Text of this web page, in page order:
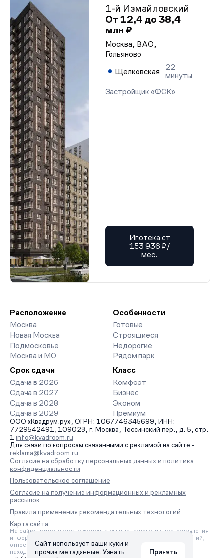
1-й Измайловский
От 12,4 до 38,4
млн ₽
Москва, ВАО,
Гольяново
Щелковская
22
минуты
Застройщик «ФСК»
Ипотека от
153 936 ₽/
мес.
Расположение
Москва
Новая Москва
Подмосковье
Москва и МО
Особенности
Готовые
Строящиеся
Недорогие
Рядом парк
Срок сдачи
Сдача в 2026
Сдача в 2027
Сдача в 2028
Сдача в 2029
Класс
Комфорт
Бизнес
Эконом
Премиум
ООО «Квадрум.ру», ОГРН: 1067746345699, ИНН:
7729542491, 109028, г. Москва, Тессинский пер., д. 5, стр.
1 info@kvadroom.ru
Для связи по вопросам связанными с рекламой на сайте -
reklama@kvadroom.ru
Согласие на обработку персональных данных и политика
конфиденциальности
Пользовательское соглашение
Согласие на получение информационных и рекламных
рассылок
Правила применения рекомендательных технологий
Карта сайта
На сайте применяются рекомендательные технологии предоставления
информации на основе сбора, систематизации и анализа сведений,
относящихся к предпочтениям пользователей сети «Интернет»,
находящихся на территории Российской Федерации.
Сайт использует ваши куки и
прочие метаданные. Узнать
Принять